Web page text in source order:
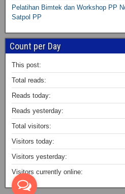
Pelatihan Bimtek dan Workshop PP
Satpol PP
Count per Day
This post:
Total reads:
Reads today:
Reads yesterday:
Total visitors:
Visitors today:
Visitors yesterday:
Visitors currently online: